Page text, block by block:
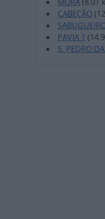
CABEÇÃO
PAVIA 1
S. PEDRO